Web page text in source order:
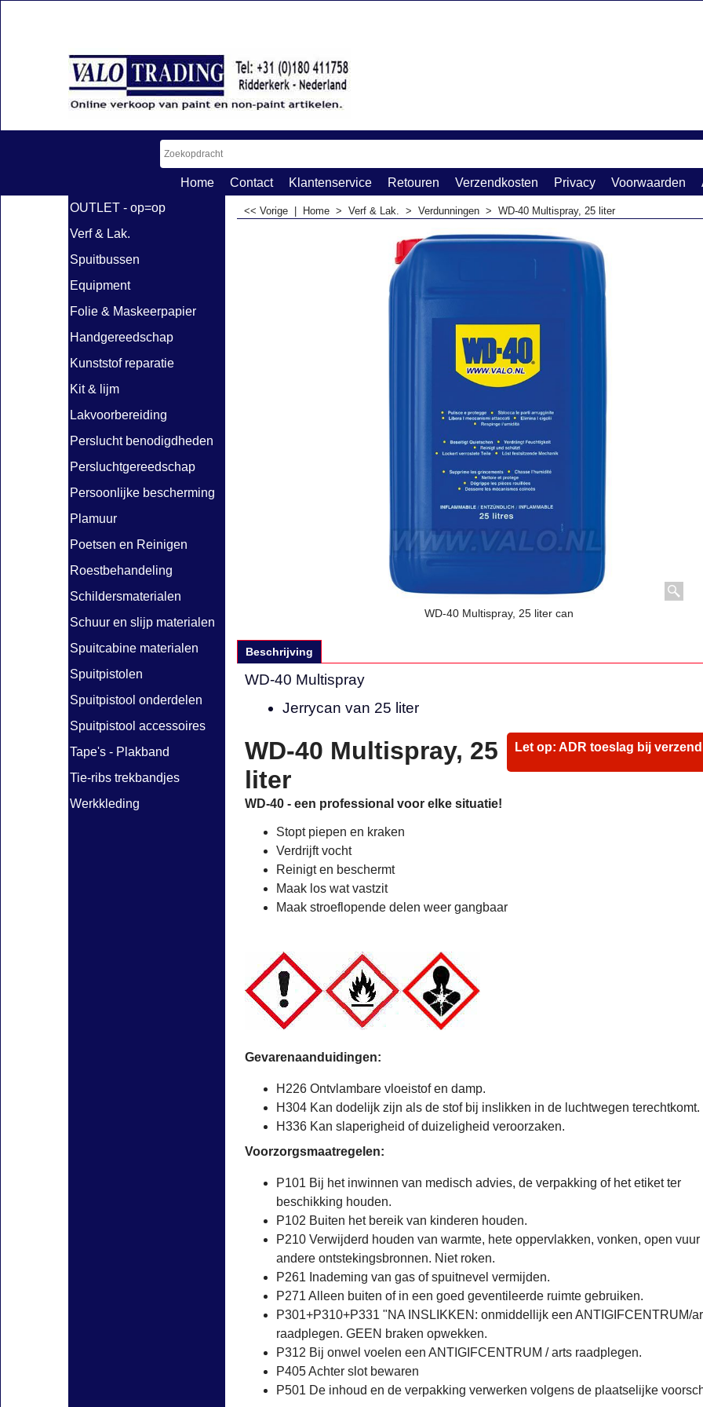
Home Contact Klantenservice Retouren Verzendkosten Privacy Voorwaarden
OUTLET - op=op
Verf & Lak.
Spuitbussen
Equipment
Folie & Maskeerpapier
Handgereedschap
Kunststof reparatie
Kit & lijm
Lakvoorbereiding
Perslucht benodigdheden
Persluchtgereedschap
Persoonlijke bescherming
Plamuur
Poetsen en Reinigen
Roestbehandeling
Schildersmaterialen
Schuur en slijp materialen
Spuitcabine materialen
Spuitpistolen
Spuitpistool onderdelen
Spuitpistool accessoires
Tape's - Plakband
Tie-ribs trekbandjes
Werkkleding
<< Vorige Home > Verf & Lak. > Verdunningen > WD-40 Multispray, 25 liter
WD-40 Multispray, 25 liter can
Beschrijving
WD-40 Multispray
Jerrycan van 25 liter
Let op: ADR toeslag bij
WD-40 Multispray, 25
liter
WD-40 - een professional voor elke situatie!
Stopt piepen en kraken
Verdrijft vocht
Reinigt en beschermt
Maak los wat vastzit
Maak stroeflopende delen weer gangbaar
Gevarenaanduidingen:
H226 Ontvlambare vloeistof en damp.
H304 Kan dodelijk zijn als de stof bij inslikken in de luchtwegen terechtkomt.
H336 Kan slaperigheid of duizeligheid veroorzaken.
Voorzorgsmaatregelen:
P101 Bij het inwinnen van medisch advies, de verpakking of het etiket ter
beschikking houden.
P102 Buiten het bereik van kinderen houden.
P210 Verwijderd houden van warmte, hete oppervlakken, vonken, open vuur
andere ontstekingsbronnen. Niet roken.
P261 Inademing van gas of spuitnevel vermijden.
P271 Alleen buiten of in een goed geventileerde ruimte gebruiken.
P301+P310+P331 "NA INSLIKKEN: onmiddellijk een ANTIGIFCENTRUM/
raadplegen. GEEN braken opwekken.
P312 Bij onwel voelen een ANTIGIFCENTRUM / arts raadplegen.
P405 Achter slot bewaren
P501 De inhoud en de verpakking verwerken volgens de plaatselijke